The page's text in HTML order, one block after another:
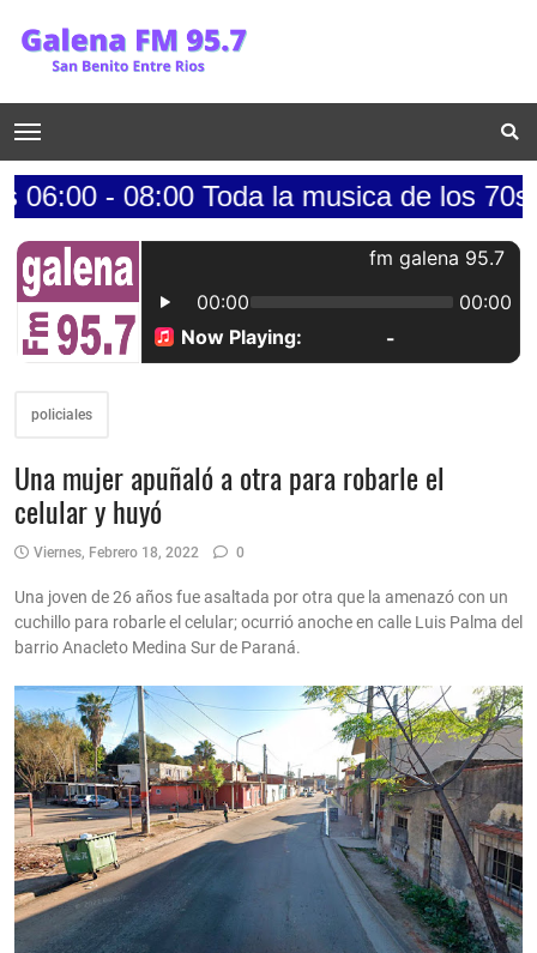
Toda la musica de los
policiales
Una mujer apuñaló a otra para robarle el
celular y huyó
Viernes, Febrero 18, 2022 0
Una joven de 26 años fue asaltada por otra que la amenazó con un
cuchillo para robarle el celular; ocurrió anoche en calle Luis Palma del
barrio Anacleto Medina Sur de Paraná.